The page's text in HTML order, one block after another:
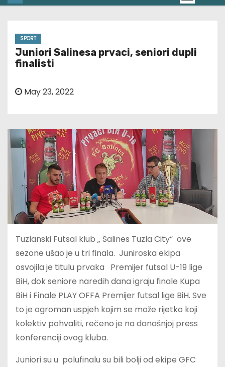
SPORT
Juniori Salinesa prvaci, seniori dupli
finalisti
May 23, 2022
Tuzlanski Futsal klub „ Salines Tuzla City“ ove
sezone ušao je u tri finala. Juniroska ekipa
osvojila je titulu prvaka Premijer futsal U-19 lige
BiH, dok seniore naredih dana igraju finale Kupa
BiH i Finale PLAY OFFA Premijer futsal lige BiH. Sve
to je ogroman uspjeh kojim se može rijetko koji
kolektiv pohvaliti, rečeno je na današnjoj press
konferenciji ovog kluba.
Juniori su u polufinalu su bili bolji od ekipe GFC